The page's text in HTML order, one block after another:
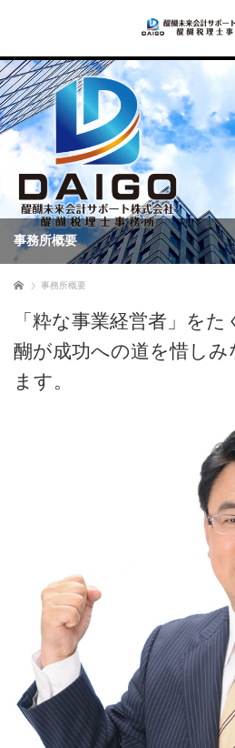
事務所概要
ホーム 事務所概要
「粋な事業経営者」を
醐が成功への道を惜し
ます。